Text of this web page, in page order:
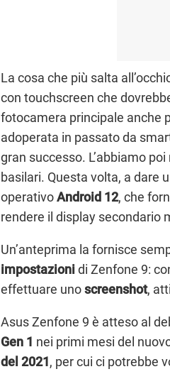
La cosa che più salta
con touchscreen che
fotocamera principale anche
adoperata in passato da
gran successo. L’abbiamo
basilari. Questa volta, a dare
operativoAndroid 12, che
rendere il display secondario
Un’anteprima la fornisce
impostazionidi Zenfone 9:
effettuare unoscreenshot,
Asus Zenfone 9 è atteso al
Gen 1 nei primi mesi del
del 2021, per cui ci potrebbe